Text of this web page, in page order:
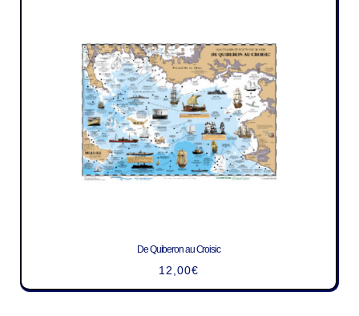
De Quiberon au Croisic
12,00€